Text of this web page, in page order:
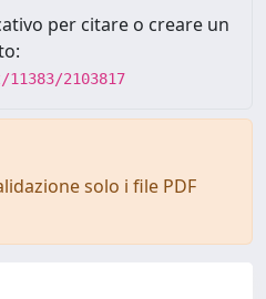
per citare o creare un
2103817
solo i file PDF